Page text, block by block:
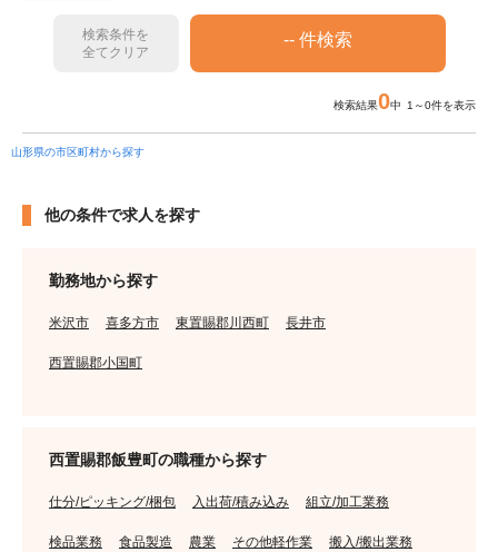
検索条件を
全てクリア
検索結果0中 1～0件を表示
山形県の市区町村から探す
他の条件で求人を探す
勤務地から探す
米沢市 喜多方市 東置賜郡川西町 長井市
西置賜郡小国町
西置賜郡飯豊町の職種から探す
仕分/ピッキング/梱包 入出荷/積み込み 組立/加工業務
検品業務 食品製造 農業 その他軽作業 搬入/搬出業務